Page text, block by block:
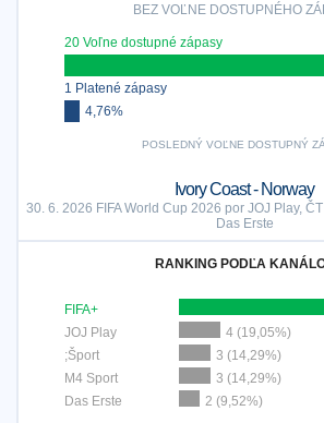
BEZ VOĽNE DOSTUPNÉHO
20 Voľne dostupné zápasy
1 Platené zápasy
4,76%
POSLEDNÝ VOĽNE DOSTUPNÝ
Ivory Coast - Norway
30. 6. 2026 FIFA World Cup 2026 por JOJ Play,
Das Erste
RANKING PODĽA
FIFA+
JOJ Play
4 (19,05%)
;Šport
3 (14,29%)
M4 Sport
3 (14,29%)
Das Erste
2 (9,52%)